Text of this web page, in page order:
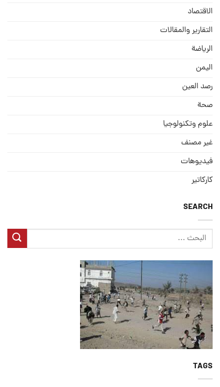
الاقتصاد
التقارير والمقالات
الریاضة
الیمن
رصد العین
صحة
علوم وتكنولوجيا
غير مصنف
فيديوهات
كاركاتير
SEARCH
TAGS